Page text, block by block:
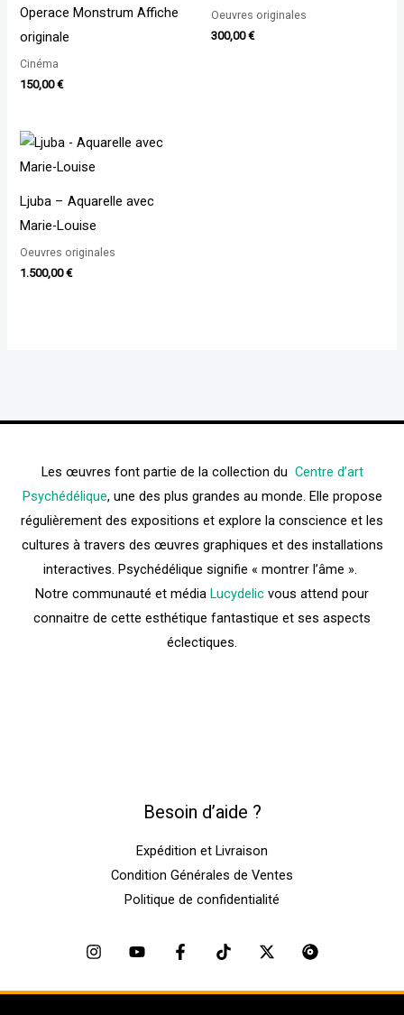
Operace Monstrum Affiche
originale
Cinéma
150,00€
Oeuvres originales
300,00€
Ljuba – Aquarelle avec
Marie-Louise
Oeuvres originales
1.500,00€
Les œuvres font partie de la collection du Centre d’art
Psychédélique, une des plus grandes au monde. Elle propose
régulièrement des expositions et explore la conscience et les
cultures à travers des œuvres graphiques et des installations
interactives. Psychédélique signifie « montrer l’âme ».
Notre communauté et média Lucydelic vous attend pour
connaitre de cette esthétique fantastique et ses aspects
éclectiques.
Besoin d’aide ?
Expédition et Livraison
Condition Générales de Ventes
Politique de confidentialité